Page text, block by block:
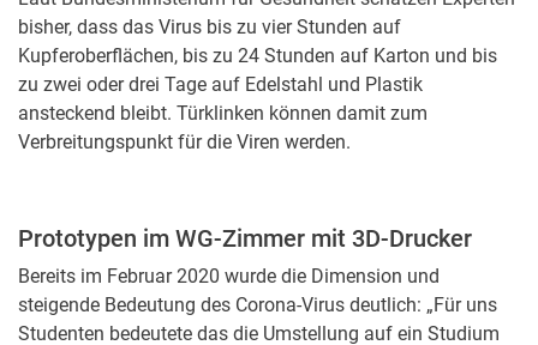
bisher, dass das Virus bis zu vier Stunden auf
Kupferoberflächen, bis zu 24 Stunden auf Karton und bis
zu zwei oder drei Tage auf Edelstahl und Plastik
ansteckend bleibt. Türklinken können damit zum
Verbreitungspunkt für die Viren werden.
Prototypen im WG-Zimmer mit 3D-Drucker
Bereits im Februar 2020 wurde die Dimension und
steigende Bedeutung des Corona-Virus deutlich: „Für uns
Studenten bedeutete das die Umstellung auf ein Studium